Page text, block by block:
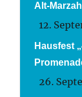
Alt-
12.
Hausfest
26.